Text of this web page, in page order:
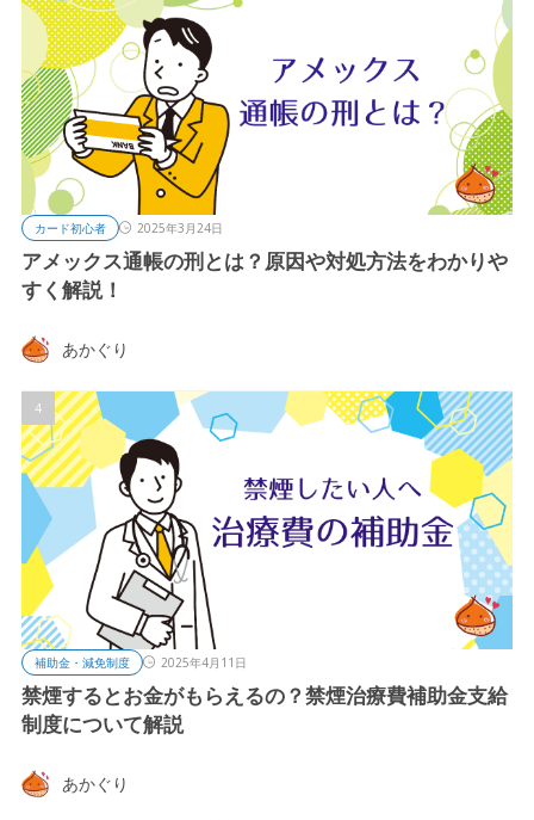
カード初心者 2025年3月24日
アメックス通帳の刑とは？原因や対処方法をわかりや
すく解説！
あかぐり
補助金・減免制度 2025年4月11日
禁煙するとお金がもらえるの？禁煙治療費補助金支給
制度について解説
あかぐり